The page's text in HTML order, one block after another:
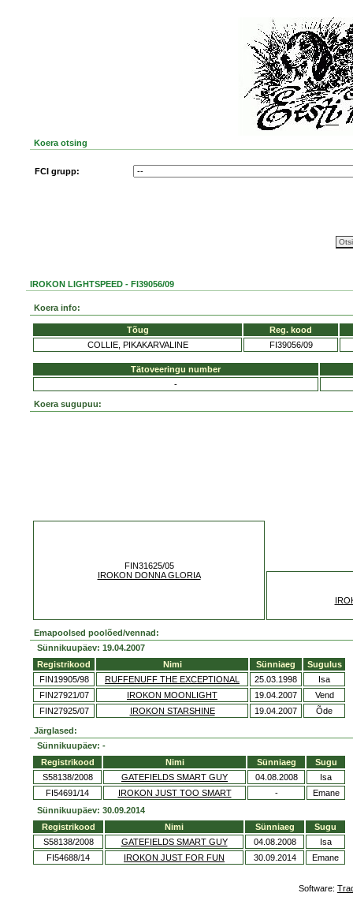
Koera otsing
FCI grupp:
IROKON LIGHTSPEED - FI39056/09
Koera info:
Tõug
Reg. kood
COLLIE, PIKAKARVALINE
FI39056/09
Tätoveeringu number
-
Koera sugupuu:
FIN31625/05
IROKON DONNA GLORIA
Emapoolsed poolõed/vennad:
Sünnikuupäev: 19.04.2007
Registrikood
Nimi Sünniaeg
Sugulus
FIN19905/98
RUFFENUFF THE EXCEPTIONAL 25.03.1998
Isa
FIN27921/07
IROKON MOONLIGHT 19.04.2007
Vend
FIN27925/07
IROKON STARSHINE 19.04.2007 Õde
Järglased:
Sünnikuupäev: -
Registrikood
Nimi Sünniaeg
Sugu
S58138/2008
GATEFIELDS SMART GUY 04.08.2008
Isa
FI54691/14
IROKON JUST TOO SMART -
Emane
Sünnikuupäev: 30.09.2014
Registrikood
Nimi Sünniaeg
Sugu
S58138/2008
GATEFIELDS SMART GUY 04.08.2008
Isa
FI54688/14
IROKON JUST FOR FUN 30.09.2014 Emane
Software: